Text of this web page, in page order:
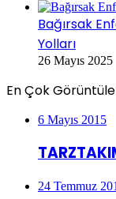
Bağırsak
Yolları
26 Mayıs 2025
En Çok
6 Mayıs 2015
24 Temmuz